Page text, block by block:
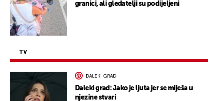
granici, ali gledatelji su podijeljeni
TV
DALEKI GRAD
Daleki grad: Jako je ljuta jer se miješa u
njezine stvari